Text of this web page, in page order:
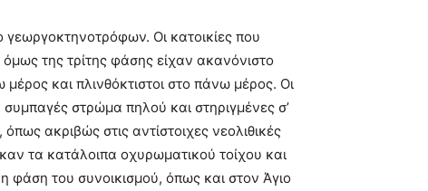
γεωργοκτηνοτρόφων. Οι κατοικίες που
της τρίτης φάσης είχαν ακανόνιστο
και πλινθόκτιστοι στο πάνω μέρος. Οι
στρώμα πηλού και στηριγμένες σ’
ακριβώς στις αντίστοιχες νεολιθικές
τα κατάλοιπα οχυρωματικού τοίχου και
του συνοικισμού, όπως και στον Άγιο